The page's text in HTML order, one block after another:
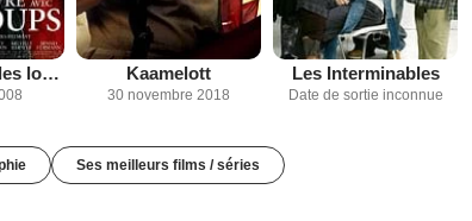
Survivre avec les loups Kaamelott
30 novembre 2018
Les Interminables
Date de sortie inconnue
Ses meilleurs films / séries